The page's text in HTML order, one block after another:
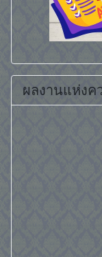
ผลงานแห่งค